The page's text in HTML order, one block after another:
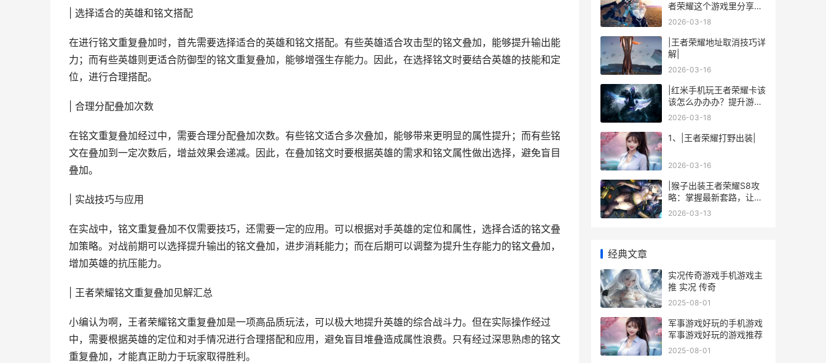
| 选择适合的英雄和铭文搭配
在进行铭文重复叠加时，首先需要选择适合的英雄和铭文搭配。有些英雄适合攻击型的铭文叠加，能够提升输出能
力；而有些英雄则更适合防御型的铭文重复叠加，能够增强生存能力。因此，在选择铭文时要结合英雄的技能和定
位，进行合理搭配。
| 合理分配叠加次数
在铭文重复叠加经过中，需要合理分配叠加次数。有些铭文适合多次叠加，能够带来更明显的属性提升；而有些铭
文在叠加到一定次数后，增益效果会递减。因此，在叠加铭文时要根据英雄的需求和铭文属性做出选择，避免盲目
叠加。
| 实战技巧与应用
在实战中，铭文重复叠加不仅需要技巧，还需要一定的应用。可以根据对手英雄的定位和属性，选择合适的铭文叠
加策略。对战前期可以选择提升输出的铭文叠加，进步消耗能力；而在后期可以调整为提升生存能力的铭文叠加，
增加英雄的抗压能力。
| 王者荣耀铭文重复叠加见解汇总
小编认为啊，王者荣耀铭文重复叠加是一项高品质玩法，可以极大地提升英雄的综合战斗力。但在实际操作经过
中，需要根据英雄的定位和对手情况进行合理搭配和应用，避免盲目堆叠造成属性浪费。只有经过深思熟虑的铭文
重复叠加，才能真正助力于玩家取得胜利。
者荣耀这个游戏里分享链
接：详细玩法与技巧|
2026-03-18
|王者荣耀地址取消技巧详
解|
2026-03-16
|红米手机玩王者荣耀卡该
该怎么办办办？提升游戏
流畅度的技巧与解决方案|
2026-03-18
1、|王者荣耀打野出装|
2026-03-16
|猴子出装王者荣耀S8攻
略：掌握最新套路，让你
登顶王者|
2026-03-13
经典文章
实况传奇游戏手机游戏主
推 实况 传奇
2025-08-01
军事游戏好玩的手机游戏
军事游戏好玩的游戏推荐
2025-08-01